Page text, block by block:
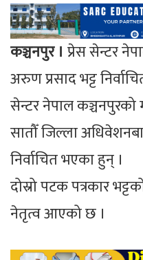
कञ्चनपुर । प्रेस सेन्टर
अरुण प्रसाद भट्ट
सेन्टर नेपाल कञ्चनपुरको
सातौँ जिल्ला
निर्वाचित भएका हुन् ।
दोस्रो पटक पत्रकार
नेतृत्व आएको छ ।